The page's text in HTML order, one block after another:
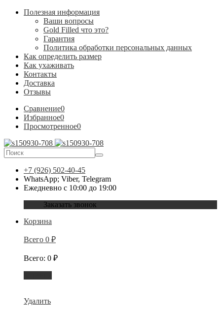
Полезная информация
Ваши вопросы
Gold Filled что это?
Гарантия
Политика обработки персональных данных
Как определить размер
Как ухаживать
Контакты
Доставка
Отзывы
Сравнение0
Избранное0
Просмотренное0
+7 (926) 502-40-45
WhatsApp; Viber, Telegram
Ежедневно с 10:00 до 19:00
Заказать звонок
Корзина
Всего 0 ₽
Всего: 0 ₽
Удалить